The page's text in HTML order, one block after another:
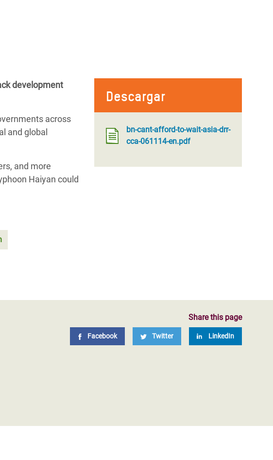
Descargar
bn-cant-afford-to-wait-asia-drr-
cca-061114-en.pdf
development
across
and global
and more
Haiyan could
Share this page
Facebook Twitter LinkedIn